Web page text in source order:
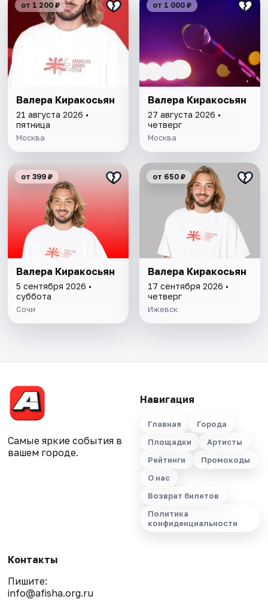
от 1 200 ₽
Валера Киракосьян
21 августа 2026 •
пятница
Москва
от 1 000 ₽
Валера Киракосьян
27 августа 2026 •
четверг
Москва
от 399 ₽
Валера Киракосьян
5 сентября 2026 •
суббота
Сочи
от 650 ₽
Валера Киракосьян
17 сентября 2026 •
четверг
Ижевск
Самые яркие события в
вашем городе.
Навигация
Главная
Города
Площадки
Артисты
Рейтинги
Промокоды
О нас
Возврат билетов
Политика
конфиденциальности
Контакты
Пишите:
info@afisha.org.ru